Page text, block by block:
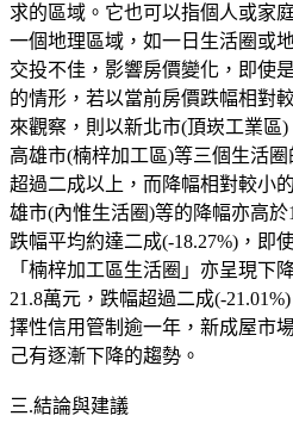
求的區域。它也可以指個人或家
一個地理區域，如一日生活圈或
交投不佳，影響房價變化，即使
的情形，若以當前房價跌幅相對
來觀察，則以新北市(頂崁工業區
高雄市(楠梓加工區)等三個生活
超過二成以上，而降幅相對較小
雄市(內惟生活圈)等的降幅亦高
跌幅平均約達二成(-18.27%)，即
「楠梓加工區生活圈」亦呈現下
21.8萬元，跌幅超過二成(-
擇性信用管制逾一年，新成屋市
己有逐漸下降的趨勢。
三.結論與建議